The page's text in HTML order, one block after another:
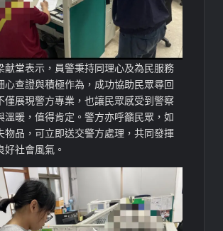
献堂表示，員警秉持同理心及為民服務
心查證與積極作為，成功協助民眾尋回
僅展現警方專業，也讓民眾感受到警察
溫暖，值得肯定。警方亦呼籲民眾，如
物品，可立即送交警方處理，共同發揮
好社會風氣。